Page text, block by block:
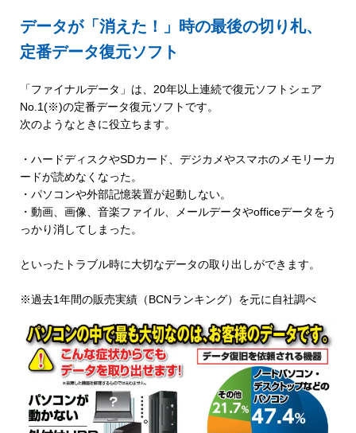
データが「消えた！」時の最後の切り札、
定番データ復元ソフト
「ファイナルデータ」は、20年以上連続で復元ソフトシェア
No.1(※)の定番データ復元ソフトです。
次のようなときに役立ちます。
・ハードディスクやSDカード、デジカメやスマホのメモリーカ
ードが読めなくなった。
・パソコンや外部記憶装置が起動しない。
・動画、画像、音楽ファイル、メールデータやofficeデータをう
っかり消してしまった。
といったトラブル時に大切なデータの取り出しができます。
※過去1年間の販売実績（BCNランキング）を元に自社調べ